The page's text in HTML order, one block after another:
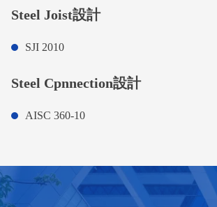
Steel Joist設計
SJI 2010
Steel Cpnnection設計
AISC 360-10